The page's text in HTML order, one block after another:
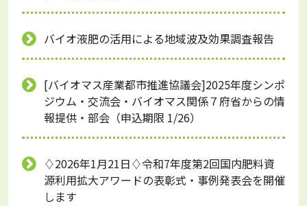
バイオ液肥の活用による地域波及効果調査報告
[バイオマス産業都市推進協議会]2025年度シンポ
ジウム・交流会・バイオマス関係７府省からの情
報提供・部会（申込期限 1/26）
♢2026年1月21日♢令和7年度第2回国内肥料資
源利用拡大アワードの表彰式・事例発表会を開催
します